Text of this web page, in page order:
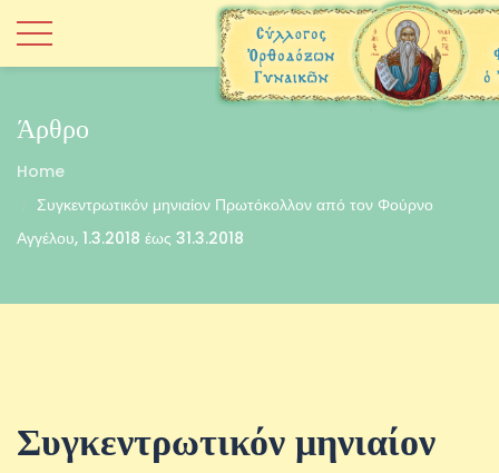
Άρθρο
Home
Συγκεντρωτικόν μηνιαίον Πρωτόκολλον από τον Φούρνο
Αγγέλου, 1.3.2018 έως 31.3.2018
Συγκεντρωτικόν μηνιαίον